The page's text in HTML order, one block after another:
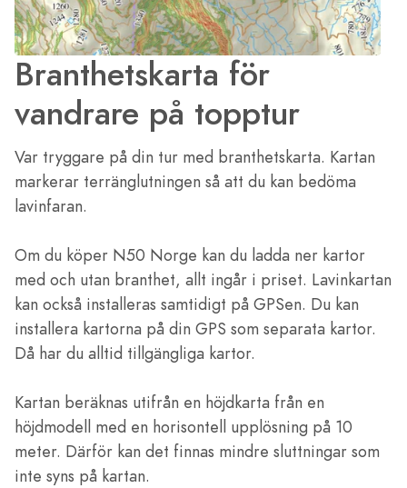
Branthetskarta för
vandrare på topptur
Var tryggare på din tur med branthetskarta. Kartan
markerar terränglutningen så att du kan bedöma
lavinfaran.
Om du köper N50 Norge kan du ladda ner kartor
med och utan branthet, allt ingår i priset. Lavinkartan
kan också installeras samtidigt på GPSen. Du kan
installera kartorna på din GPS som separata kartor.
Då har du alltid tillgängliga kartor.
Kartan beräknas utifrån en höjdkarta från en
höjdmodell med en horisontell upplösning på 10
meter. Därför kan det finnas mindre sluttningar som
inte syns på kartan.